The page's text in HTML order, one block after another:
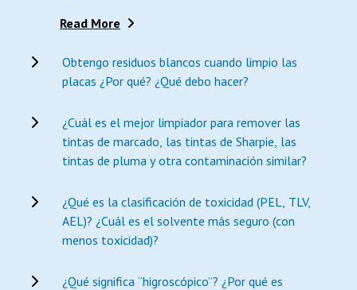
Read More
Obtengo residuos blancos cuando limpio las
placas ¿Por qué? ¿Qué debo hacer?
¿Cuál es el mejor limpiador para remover las
tintas de marcado, las tintas de Sharpie, las
tintas de pluma y otra contaminación similar?
¿Qué es la clasificación de toxicidad (PEL, TLV,
AEL)? ¿Cuál es el solvente más seguro (con
menos toxicidad)?
¿Qué significa “higroscópico”? ¿Por qué es